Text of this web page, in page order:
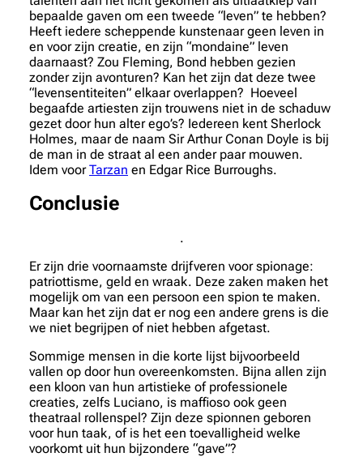
bepaalde gaven om een tweede “leven” te hebben?
Heeft iedere scheppende kunstenaar geen leven in
en voor zijn creatie, en zijn “mondaine” leven
daarnaast? Zou Fleming, Bond hebben gezien
zonder zijn avonturen? Kan het zijn dat deze twee
“levensentiteiten” elkaar overlappen? Hoeveel
begaafde artiesten zijn trouwens niet in de schaduw
gezet door hun alter ego’s? Iedereen kent Sherlock
Holmes, maar de naam Sir Arthur Conan Doyle is bij
de man in de straat al een ander paar mouwen.
Idem voorTarzan en Edgar Rice Burroughs.
Conclusie
.
Er zijn drie voornaamste drijfveren voor spionage:
patriottisme, geld en wraak. Deze zaken maken het
mogelijk om van een persoon een spion te maken.
Maar kan het zijn dat er nog een andere grens is die
we niet begrijpen of niet hebben afgetast.
Sommige mensen in die korte lijst bijvoorbeeld
vallen op door hun overeenkomsten. Bijna allen zijn
een kloon van hun artistieke of professionele
creaties, zelfs Luciano, is maffioso ook geen
theatraal rollenspel? Zijn deze spionnen geboren
voor hun taak, of is het een toevalligheid welke
voorkomt uit hun bijzondere “gave”?